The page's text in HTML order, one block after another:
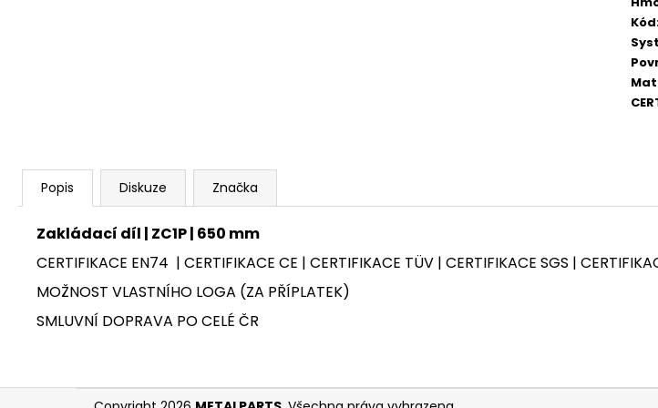
Kód
Popis Diskuze Značka
Zakládací díl | ZC1P | 650 mm
CERTIFIKACE EN74 | CERTIFIKACE CE | CERTIFIKACE TÜV | CERTIFIKACE SGS |
MOŽNOST VLASTNÍHO LOGA (ZA PŘÍPLATEK)
SMLUVNÍ DOPRAVA PO CELÉ ČR
KOMPLETNÍ SESTAVA LEŠENÍ PLETTAC
Z